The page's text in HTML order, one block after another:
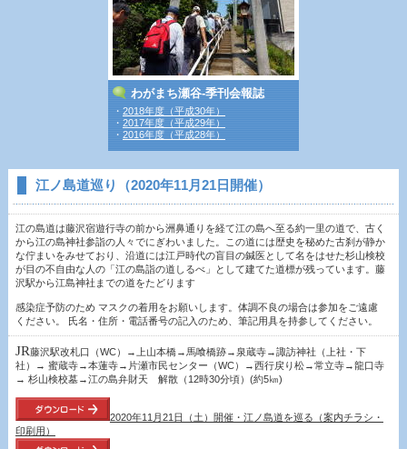
わがまち瀬谷‐季刊会報誌
・ 2018年度（平成30年）
・ 2017年度（平成29年）
・ 2016年度（平成28年）
江ノ島道巡り（2020年11月21日開催）
江の島道は藤沢宿遊行寺の前から洲鼻通りを経て江の島へ至る約一里の道で、古く
から江の島神社参詣の人々でにぎわいました。この道には歴史を秘めた古刹が静か
な佇まいをみせており、沿道には江戸時代の盲目の鍼医として名をはせた杉山検校
が目の不自由な人の「江の島詣の道しるべ」として建てた道標が残っています。藤
沢駅から江島神社までの道をたどります
感染症予防のため マスクの着用をお願いします。体調不良の場合は参加をご遠慮
ください。 氏名・住所・電話番号の記入のため、筆記用具を持参してください。
JR藤沢駅改札口（WC）→上山本橋→馬喰橋跡→泉蔵寺→諏訪神社（上社・下
社）→ 蜜蔵寺→本蓮寺→片瀬市民センター（WC）→西行戻り松→常立寺→龍口寺
→ 杉山検校墓→江の島弁財天 解散（ 12時30分頃） (約5㎞)
2020年11月21日（土）開催・江ノ島道を巡る（案内チラシ・
印刷用）